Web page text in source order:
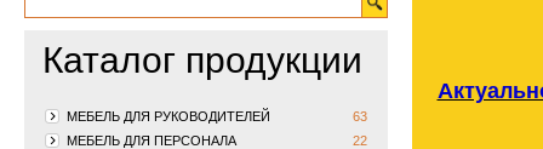
Каталог продукции
МЕБЕЛЬ ДЛЯ РУКОВОДИТЕЛЕЙ
63
МЕБЕЛЬ ДЛЯ ПЕРСОНАЛА
22